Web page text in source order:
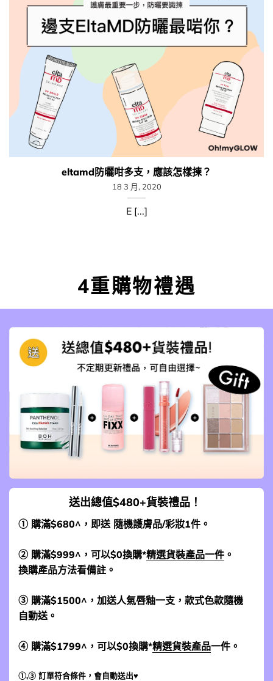
eltamd防曬咁多支，應該怎樣揀？
18 3 月, 2020
E [...]
4重購物禮遇
送出總值$480+貨裝禮品！
① 購滿$680^，即送 隨機護膚品/彩妝1件。
② 購滿$999^，可以$0換購*精選貨裝產品一件 。
換購產品方法看備註。
③ 購滿$1500^，加送人氣唇釉一支，款式色款隨機
自動送。
④ 購滿$1799^，可以$0換購*精選貨裝產品一件。
①,③ 訂單符合條件，會自動送出♥